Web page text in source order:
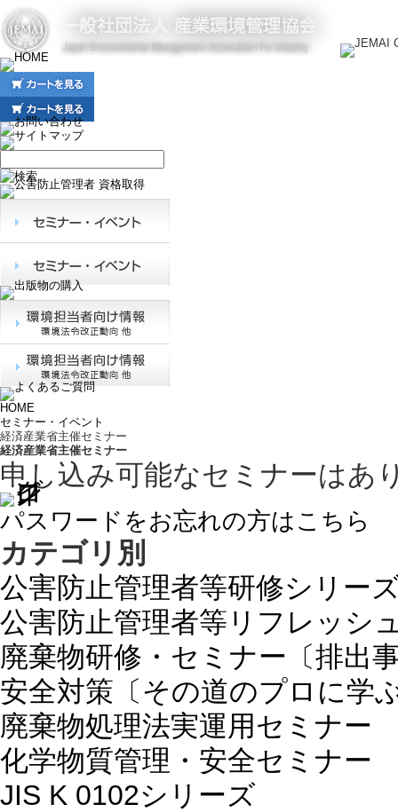
HOME
セミナー・イベント
経済産業省主催セミナー
経済産業省主催セミナー
申し込み可能なセミナーはあ
パスワードをお忘れの方はこちら
カテゴリ別
公害防止管理者等研修シリー
公害防止管理者等リフレッシ
廃棄物研修・セミナー〔排出
安全対策〔その道のプロに学
廃棄物処理法実運用セミナー
化学物質管理・安全セミナー
JIS K 0102シリーズ